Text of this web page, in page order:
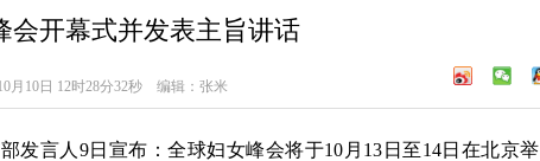
会开幕式并发表主旨讲话
10日 12时28分32秒 编辑：张米
发言人9日宣布：全球妇女峰会将于10月13日至14日在北京举